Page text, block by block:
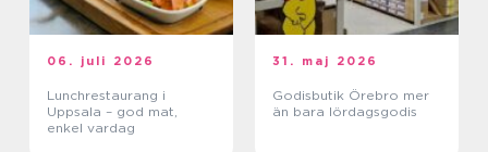
06. juli 2026
Lunchrestaurang i
Uppsala – god mat,
enkel vardag
31. maj 2026
Godisbutik Örebro mer
än bara lördagsgodis